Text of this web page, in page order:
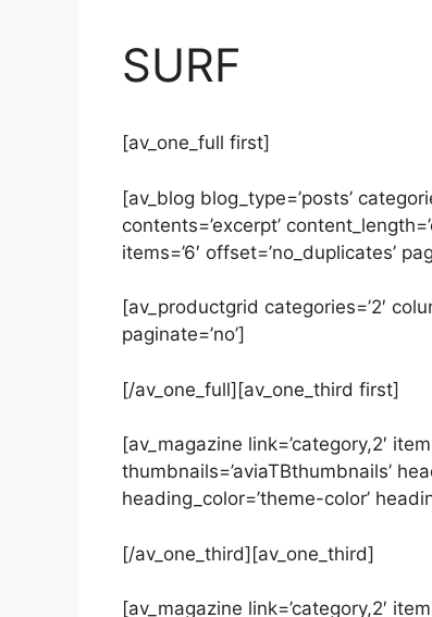
SURF
[av_one_full first]
[av_blog blog_type=’posts’
contents=’excerpt’
items=’6′ offset=’no_duplicates’
[av_productgrid categories=’2′
paginate=’no’]
[/av_one_full][av_one_third first]
[av_magazine link=’category,2′
thumbnails=’aviaTBthumbnails’
heading_color=’theme-color’
[/av_one_third][av_one_third]
[av_magazine link=’category,2′